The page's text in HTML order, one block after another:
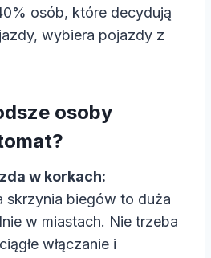
osób, które decydują
wybiera pojazdy z
osoby
w korkach:
skrzynia biegów to duża
w miastach. Nie trzeba
włączanie i